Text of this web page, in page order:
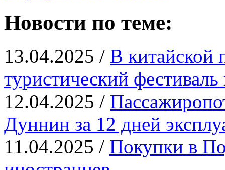
Новости по теме:
13.04.2025 / В китайской
туристический
12.04.2025 /
Дуннин за 12 дней
11.04.2025 / Покупки в